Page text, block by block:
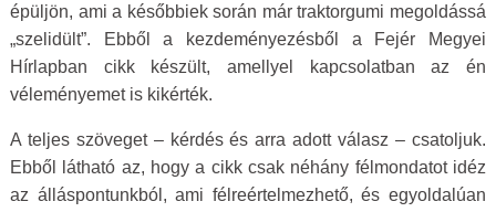
épüljön, ami a későbbiek során már traktorgumi megoldássá
„szelidült”. Ebből a kezdeményezésből a Fejér Megyei
Hírlapban cikk készült, amellyel kapcsolatban az én
véleményemet is kikérték.
A teljes szöveget – kérdés és arra adott válasz – csatoljuk.
Ebből látható az, hogy a cikk csak néhány félmondatot idéz
az álláspontunkból, ami félreértelmezhető, és egyoldalúan